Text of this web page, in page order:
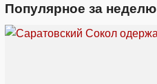
Популярное за неделю